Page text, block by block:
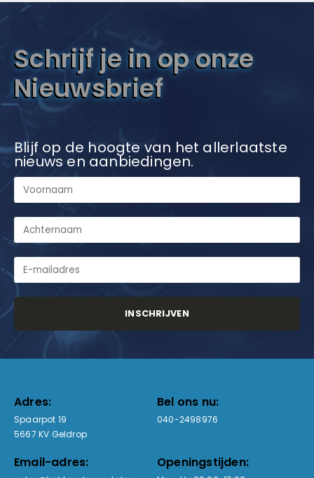
Schrijf je in op onze
Nieuwsbrief
Blijf op de hoogte van het allerlaatste
nieuws en aanbiedingen.
Adres:
Spaarpot 19
5667 KV Geldrop
Bel ons nu:
040-2498976
Email-adres: Openingstijden: